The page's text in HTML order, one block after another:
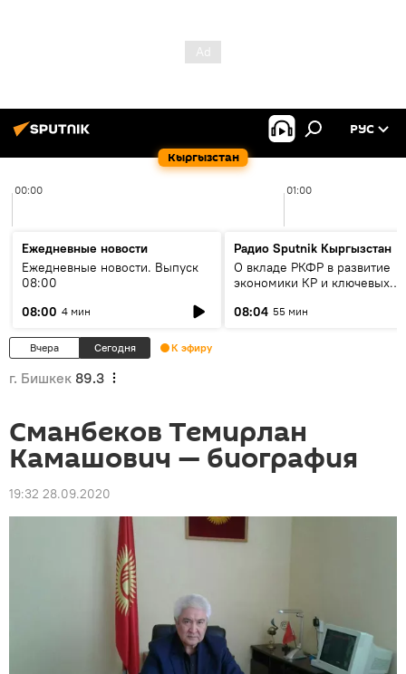
Кыргызстан
РУС
00:00 01:00
Ежедневные новости
Ежедневные новости. Выпуск
08:00
08:00 4 мин
Радио Sputnik Кыргызстан
О вкладе РКФР в развитие
экономики КР и ключевых
08:04 55 мин
Вчера Сегодня К эфиру
г. Бишкек 89.3
Сманбеков Темирлан
Камашович — биография
19:32 28.09.2020